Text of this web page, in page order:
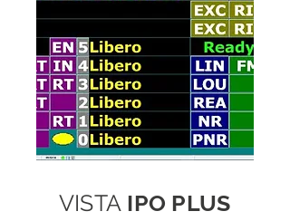
VISTA IPO PLUS